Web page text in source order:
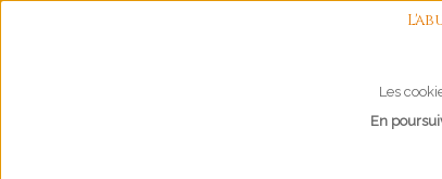
Les
En